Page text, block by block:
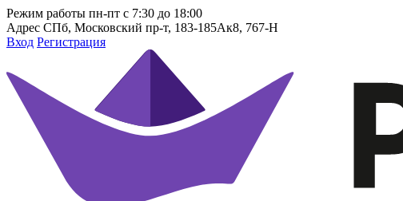
Режим работы пн-пт с 7:30 до 18:00
Адрес СПб, Московский пр-т, 183-185Ак8, 767-Н
Вход Регистрация